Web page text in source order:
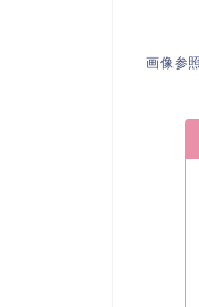
画像参